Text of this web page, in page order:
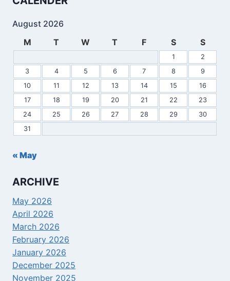
August 2026
M
T W T F S S
1
2
3
4 5 6 7 8
9
10
11 12 13 14 15
16
17
18 19 20 21 22
23
24
25 26 27 28 29
30
31
« May
ARCHIVE
May 2026
April 2026
March 2026
February 2026
January 2026
December 2025
November 2025